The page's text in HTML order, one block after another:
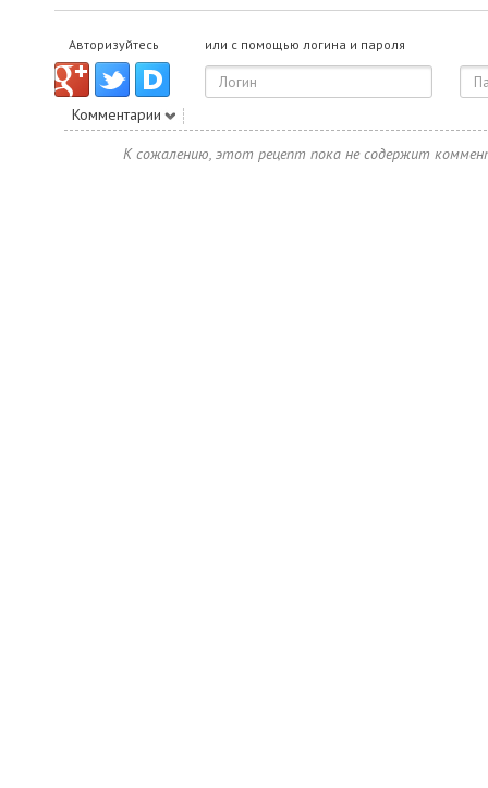
Авторизуйтесь или с помощью логина и пароля
Комментарии
К сожалению, этот рецепт пока не содержит